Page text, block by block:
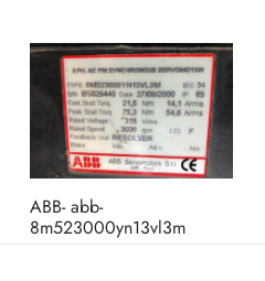
ABB- abb-
8m523000yn13vl3m